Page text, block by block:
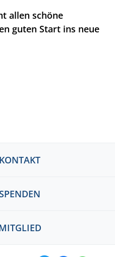
allen schöne
guten Start ins neue
KONTAKT